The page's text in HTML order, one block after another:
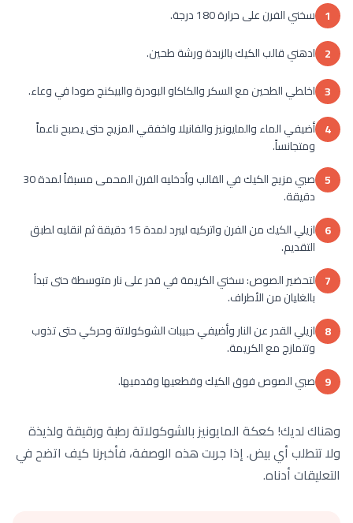
1 سخني الفرن على حرارة 180 درجة.
2 ادهني قالب الكيك بالزبدة ورشة طحين.
3 اخلطي الطحين مع السكر والكاكاو البودرة والبيكنج صودا في وعاء.
4 أضيفي الماء والمايونيز والفانيلا واخفقي المزيج حتى يصبح ناعماً
ومتجانساً.
5
صبي مزيج الكيك في القالب وأدخليه الفرن المحمى مسبقاً لمدة 30
دقيقة.
6
ازيلي الكيك من الفرن واتركيه ليبرد لمدة 15 دقيقة ثم انقليه لطبق
التقديم.
7 لتحضير الصوص: سخني الكريمة في قدر على نار متوسطة حتى تبدأ
بالغليان من الأطراف.
8 ازيلي القدر عن النار وأضيفي حبيبات الشوكولاتة وحركي حتى تذوب
وتتمازج مع الكريمة.
9 صبي الصوص فوق الكيك وقطعيها وقدميها.
وهناك لديك! كعكة المايونيز بالشوكولاتة رطبة ورقيقة ولذيذة
ولا تتطلب أي بيض. إذا جربت هذه الوصفة، فأخبرنا كيف اتضح في
التعليقات أدناه.